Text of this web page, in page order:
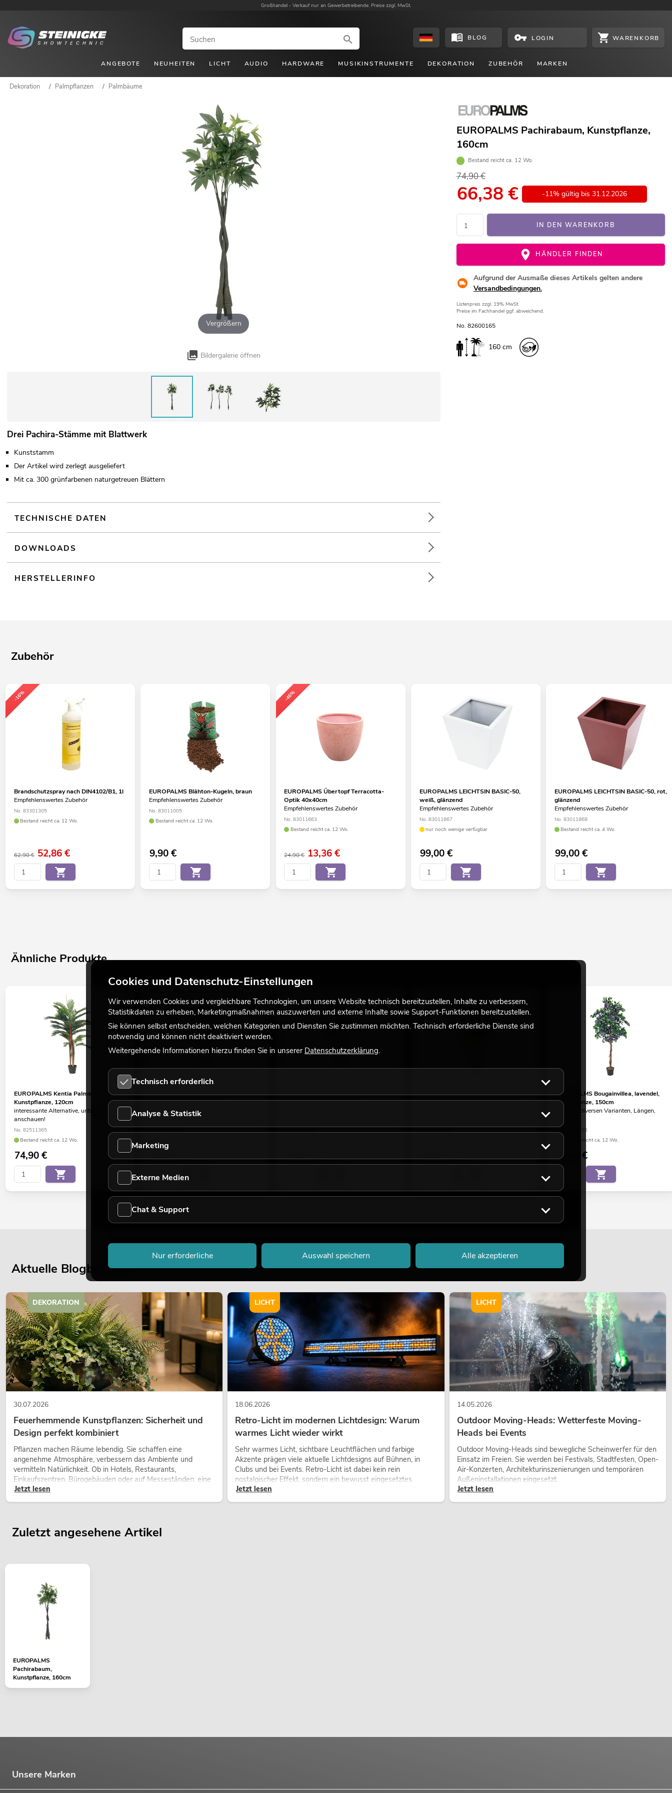
Großhandel - Verkauf nur an Gewerbetreibende. Preise zzgl. MwSt.
BLOG LOGIN WARENKORB
ANGEBOTE NEUHEITEN LICHT AUDIO HARDWARE MUSIKINSTRUMENTE DEKORATION ZUBEHÖR MARKEN
Dekoration / Palmpflanzen / Palmbäume
Vergrößern
Bildergalerie öffnen
EUROPALMS Pachirabaum, Kunstpflanze,
160cm
Bestand reicht ca. 12 Wo.
74,90 €
66,38 € -11% gültig bis 31.12.2026
IN DEN WARENKORB
HÄNDLER FINDEN
Aufgrund der Ausmaße dieses Artikels gelten andere
Versandbedingungen.
Listenpreis zzgl. 19% MwSt.
Preise im Fachhandel ggf. abweichend.
No. 82600165
160 cm
Drei Pachira-Stämme mit Blattwerk
Kunststamm
Der Artikel wird zerlegt ausgeliefert
Mit ca. 300 grünfarbenen naturgetreuen Blättern
TECHNISCHE DATEN
DOWNLOADS
HERSTELLERINFO
Zubehör
-16%
Brandschutzspray nach DIN4102/B1, 1l
Empfehlenswertes Zubehör
No. 83301305
Bestand reicht ca. 12 Wo.
62,90 € 52,86€
EUROPALMS Blähton-Kugeln, braun
Empfehlenswertes Zubehör
No. 83011005
Bestand reicht ca. 12 Wo.
9,90€
-46%
EUROPALMS Übertopf Terracotta-
Optik 40x40cm
Empfehlenswertes Zubehör
No. 83011663
Bestand reicht ca. 12 Wo.
24,90 € 13,36€
EUROPALMS LEICHTSIN BASIC-50,
weiß, glänzend
Empfehlenswertes Zubehör
No. 83011867
nur noch wenige verfügbar
99,00€
EUROPALMS LEICHTSIN BASIC-50, rot,
glänzend
Empfehlenswertes Zubehör
No. 83011868
Bestand reicht ca. 4 Wo.
99,00€
Ähnliche Produkte
EUROPALMS Kentia Palme,
Kunstpflanze, 120cm
interessante Alternative, unbedingt
anschauen!
No. 82511365
Bestand reicht ca. 12 Wo.
74,90€
EUROPALMS Pothosbaum,
Kunstpflanze, 175cm
der Artikel ist baugleich, nur andere
Größe
69,90€
EUROPALMS Pothosbaum,
Kunstpflanze, 150cm
39,90€
EUROPALMS Ficus-Benjamini Multi-
Stamm, Kunstpflanze, 150cm
69,90€
EUROPALMS Bougainvillea, lavendel,
Kunstpflanze, 150cm
Artikel in diversen Varianten, Längen,
No. 82507035
Bestand reicht ca. 12 Wo.
59,00 €
Aktuelle Blogbeiträge
30.07.2026
Feuerhemmende Kunstpflanzen: Sicherheit und
Design perfekt kombiniert
Pflanzen machen Räume lebendig. Sie schaffen eine
angenehme Atmosphäre, verbessern das Ambiente und
vermitteln Natürlichkeit. Ob in Hotels, Restaurants,
Einkaufszentren, Bürogebäuden oder auf Messeständen: eine
hochwertige Begrünung gehört heute längst zum modernen
Raumkonzept.
Jetzt lesen
DEKORATION
18.06.2026
Retro-Licht im modernen Lichtdesign: Warum
warmes Licht wieder wirkt
Sehr warmes Licht, sichtbare Leuchtflächen und farbige
Akzente prägen viele aktuelle Lichtdesigns auf Bühnen, in
Clubs und bei Events. Retro-Licht ist dabei kein rein
nostalgischer Effekt, sondern ein bewusst eingesetztes
Gestaltungsmittel: Es schafft Atmosphäre, gibt Szenen
Charakter und kann technische LED-Setups emotionaler
Jetzt lesen
LICHT
14.05.2026
Outdoor Moving-Heads: Wetterfeste Moving-
Heads bei Events
Outdoor Moving-Heads sind bewegliche Scheinwerfer für den
Einsatz im Freien. Sie werden bei Festivals, Stadtfesten, Open-
Air-Konzerten, Architekturinszenierungen und temporären
Außeninstallationen eingesetzt.
Jetzt lesen
LICHT
Zuletzt angesehene Artikel
EUROPALMS
Pachirabaum,
Kunstpflanze, 160cm
Unsere Marken
Cookies und Datenschutz-Einstellungen
Wir verwenden Cookies und vergleichbare Technologien, um unsere Website technisch bereitzustellen, Inhalte zu verbessern,
Statistikdaten zu erheben, Marketingmaßnahmen auszuwerten und externe Inhalte sowie Support-Funktionen bereitzustellen.
Sie können selbst entscheiden, welchen Kategorien und Diensten Sie zustimmen möchten. Technisch erforderliche Dienste sind
notwendig und können nicht deaktiviert werden.
Weitergehende Informationen hierzu finden Sie in unserer Datenschutzerklärung.
Technisch erforderlich
Analyse & Statistik
Marketing
Externe Medien
Chat & Support
Nur erforderliche Auswahl speichern Alle akzeptieren